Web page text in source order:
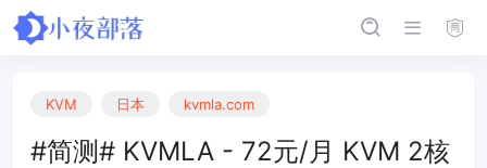
KVM 日本 kvmla.com
#简测# KVMLA - 72元/月 KVM 2核